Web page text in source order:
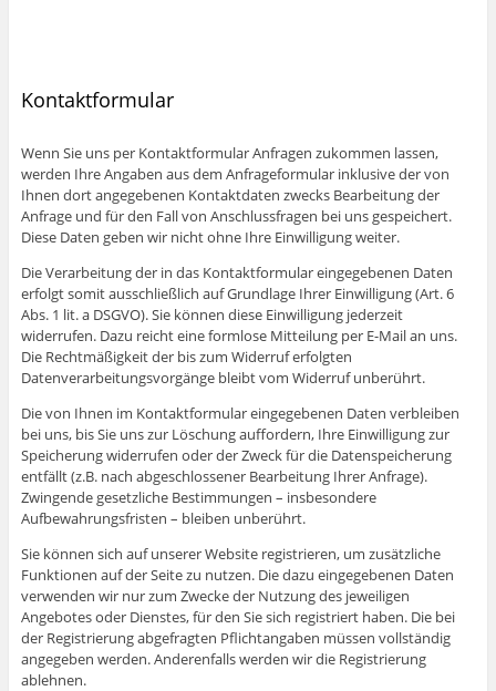
Kontaktformular
Wenn Sie uns per Kontaktformular Anfragen zukommen lassen,
werden Ihre Angaben aus dem Anfrageformular inklusive der von
Ihnen dort angegebenen Kontaktdaten zwecks Bearbeitung der
Anfrage und für den Fall von Anschlussfragen bei uns gespeichert.
Diese Daten geben wir nicht ohne Ihre Einwilligung weiter.
Die Verarbeitung der in das Kontaktformular eingegebenen Daten
erfolgt somit ausschließlich auf Grundlage Ihrer Einwilligung (Art. 6
Abs. 1 lit. a DSGVO). Sie können diese Einwilligung jederzeit
widerrufen. Dazu reicht eine formlose Mitteilung per E-Mail an uns.
Die Rechtmäßigkeit der bis zum Widerruf erfolgten
Datenverarbeitungsvorgänge bleibt vom Widerruf unberührt.
Die von Ihnen im Kontaktformular eingegebenen Daten verbleiben
bei uns, bis Sie uns zur Löschung auffordern, Ihre Einwilligung zur
Speicherung widerrufen oder der Zweck für die Datenspeicherung
entfällt (z.B. nach abgeschlossener Bearbeitung Ihrer Anfrage).
Zwingende gesetzliche Bestimmungen – insbesondere
Aufbewahrungsfristen – bleiben unberührt.
Sie können sich auf unserer Website registrieren, um zusätzliche
Funktionen auf der Seite zu nutzen. Die dazu eingegebenen Daten
verwenden wir nur zum Zwecke der Nutzung des jeweiligen
Angebotes oder Dienstes, für den Sie sich registriert haben. Die bei
der Registrierung abgefragten Pflichtangaben müssen vollständig
angegeben werden. Anderenfalls werden wir die Registrierung
ablehnen.